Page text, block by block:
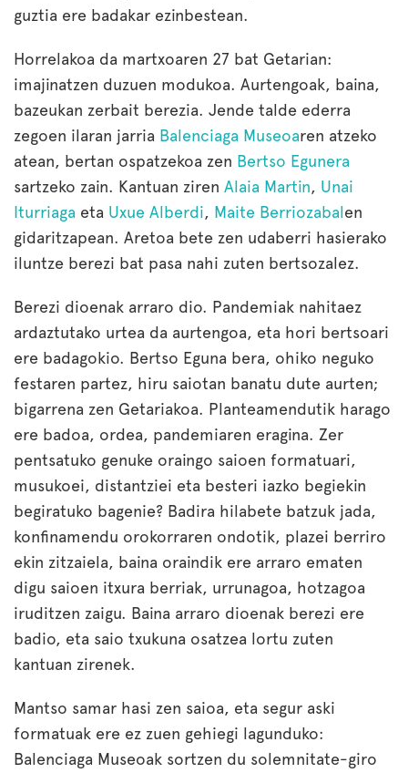
guztia ere badakar ezinbestean.
Horrelakoa da martxoaren 27 bat Getarian:
imajinatzen duzuen modukoa. Aurtengoak, baina,
bazeukan zerbait berezia. Jende talde ederra
zegoen ilaran jarria Balenciaga Museoaren atzeko
atean, bertan ospatzekoa zen Bertso Egunera
sartzeko zain. Kantuan ziren Alaia Martin, Unai
Iturriaga eta Uxue Alberdi, Maite Berriozabalen
gidaritzapean. Aretoa bete zen udaberri hasierako
iluntze berezi bat pasa nahi zuten bertsozalez.
Berezi dioenak arraro dio. Pandemiak nahitaez
ardaztutako urtea da aurtengoa, eta hori bertsoari
ere badagokio. Bertso Eguna bera, ohiko neguko
festaren partez, hiru saiotan banatu dute aurten;
bigarrena zen Getariakoa. Planteamendutik harago
ere badoa, ordea, pandemiaren eragina. Zer
pentsatuko genuke oraingo saioen formatuari,
musukoei, distantziei eta besteri iazko begiekin
begiratuko bagenie? Badira hilabete batzuk jada,
konfinamendu orokorraren ondotik, plazei berriro
ekin zitzaiela, baina oraindik ere arraro ematen
digu saioen itxura berriak, urrunagoa, hotzagoa
iruditzen zaigu. Baina arraro dioenak berezi ere
badio, eta saio txukuna osatzea lortu zuten
kantuan zirenek.
Mantso samar hasi zen saioa, eta segur aski
formatuak ere ez zuen gehiegi lagunduko:
Balenciaga Museoak sortzen du solemnitate-giro